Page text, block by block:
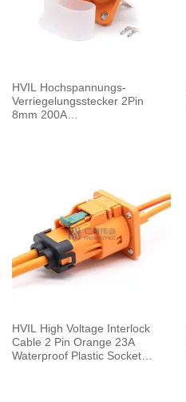
HVIL Hochspannungs-
Verriegelungsstecker 2Pin
8mm 200A
HVIL High Voltage Interlock
Cable 2 Pin Orange 23A
Waterproof Plastic Socket